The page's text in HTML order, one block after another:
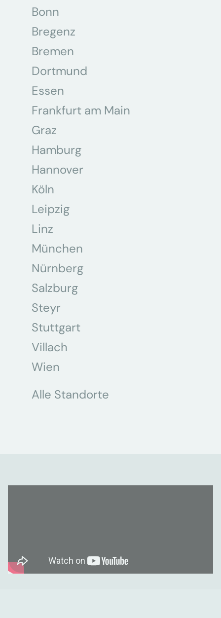
Bonn
Bregenz
Bremen
Dortmund
Essen
Frankfurt am Main
Graz
Hamburg
Hannover
Köln
Leipzig
Linz
München
Nürnberg
Salzburg
Steyr
Stuttgart
Villach
Wien
Alle Standorte